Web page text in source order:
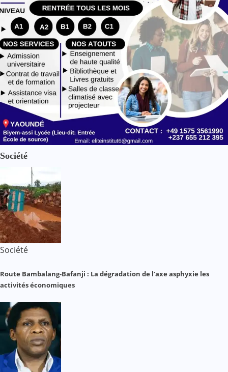
Société
Société
Route Bambalang-Bafanji : La dégradation de l’axe asphyxie les
activités économiques